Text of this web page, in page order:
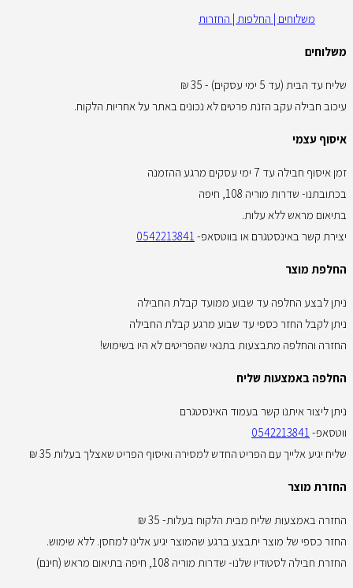
משלוחים | החלפות | החזרות
משלוחים
שליח עד הבית (עד 5 ימי עסקים) - 35 ₪
עיכוב חבילה עקב הזנת פרטים לא נכונים באתר על אחריות הלקוח.
איסוף עצמי
זמן איסוף חבילה עד 7 ימי עסקים מרגע ההזמנה
בכתובתנו- שדרות מוריה 108, חיפה
בתיאום מראש ללא עלות.
יצירת קשר באינסטגרם או בווטסאפ- 0542213841
החלפת מוצר
ניתן לבצע החלפה עד שבוע ממועד קבלת החבילה
ניתן לקבל החזר כספי עד שבוע מרגע קבלת החבילה
החזרה והחלפה מתבצעות בתנאי שהפריטים לא היו בשימוש!
החלפה באמצעות שליח
ניתן ליצור איתנו קשר בעמוד האינסטגרם
ווטסאפ- 0542213841
שליח יגיע אלייך עם הפריט החדש למסירה ואיסוף הפריט שאצלך בעלות 35 ₪
החזרת מוצר
החזרה באמצעות שליח מבית הלקוח בעלות- 35 ₪
החזר כספי של מוצר יתבצע ברגע שהמוצר יגיע אלינו למחסן. ללא שימוש.
החזרת חבילה לסטודיו שלנו- שדרות מוריה 108, חיפה בתיאום מראש (חינם)